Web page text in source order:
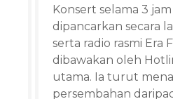
Konsert selama 3
dipancarkan secara
serta radio rasmi Era
dibawakan oleh
utama. Ia turut
persembahan